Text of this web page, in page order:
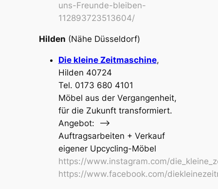
uns-Freunde-bleiben-
112893723513604/
Hilden (Nähe Düsseldorf)
Die kleine Zeitmaschine,
Hilden 40724
Tel. 0173 680 4101
Möbel aus der Vergangenheit,
für die Zukunft transformiert.
Angebot: –>
Auftragsarbeiten + Verkauf
eigener Upcycling-Möbel
https://www.instagram.com/
https://www.facebook.com/